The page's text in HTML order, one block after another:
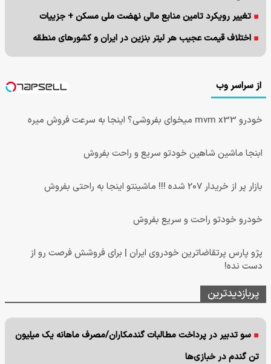
تغییر رویکرد تامین منابع مالی نهضت ملی مسکن + جزییات
اختلاف قیمت عجیب هر لیتر بنزین در ایران و کشورهای منطقه
از سراسر وب
خودرو mvm x33 میخوای بفروشی؟ اینجا به سرعت فروش میره
ابنجا ماشین شاهین خودتو سریع و راحت بفروش
بازار پر از خریدار 207 شده !!! ماشینتو اینجا به راحتی بفروش
خودرو خودتو راحت و سریع بفروش
پژو پارس پرتقاضاترین خودروی ایران | برای فروشش فرصت رو از
دست نده!
پربازدیدترین
سو تدبیر در پرداخت مطالبات گندمکاران/مصرف ماهانه یک میلیون
تن گندم در خبازی‌ها